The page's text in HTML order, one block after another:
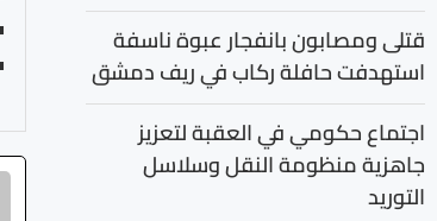
قتلى ومصابون بانفجار عبوة ناسفة
استهدفت حافلة ركاب في ريف دمشق
اجتماع حكومي في العقبة لتعزيز
جاهزية منظومة النقل وسلاسل
التوريد